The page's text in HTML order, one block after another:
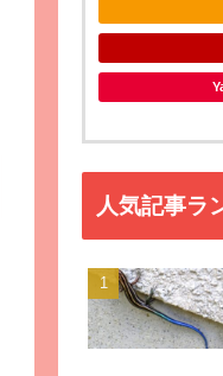
人気記事ラ